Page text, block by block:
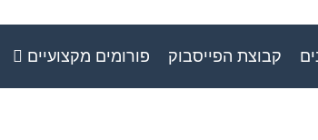
קבוצת הפייסבוק פורומים מקצועיים